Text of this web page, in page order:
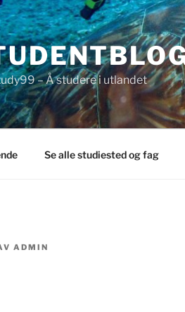
– Å studere i utlandet
Se alle studiested og fag
ADMIN